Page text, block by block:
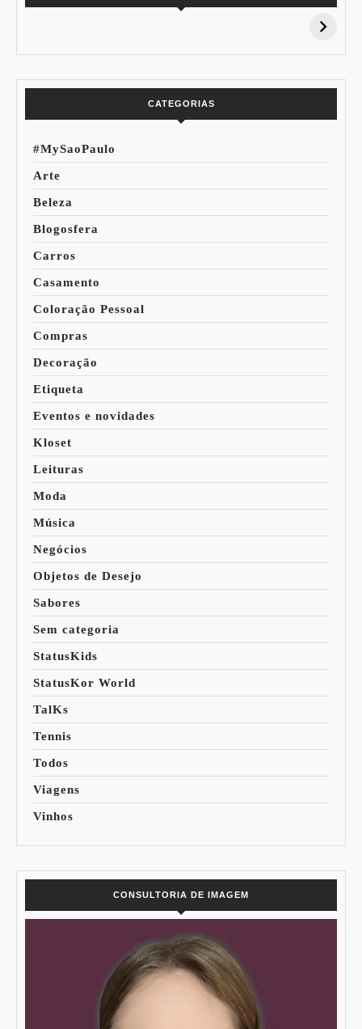
15% de
Pessoal: Os
CATEGORIAS
#MySaoPaulo
Arte
Beleza
Blogosfera
Carros
Casamento
Coloração Pessoal
Compras
Decoração
Etiqueta
Eventos e novidades
Kloset
Leituras
Moda
Música
Negócios
Objetos de Desejo
Sabores
Sem categoria
StatusKids
StatusKor World
TalKs
Tennis
Todos
Viagens
Vinhos
CONSULTORIA DE IMAGEM